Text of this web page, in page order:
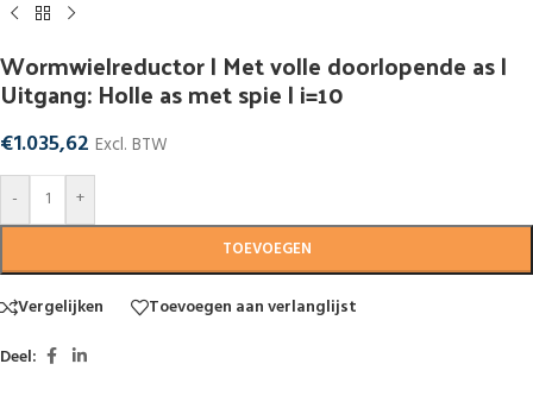
Wormwielreductor | Met volle doorlopende as |
Uitgang: Holle as met spie | i=10
€1.035,62 Excl. BTW
-
+
TOEVOEGEN
Vergelijken
Toevoegen aan verlanglijst
Deel: